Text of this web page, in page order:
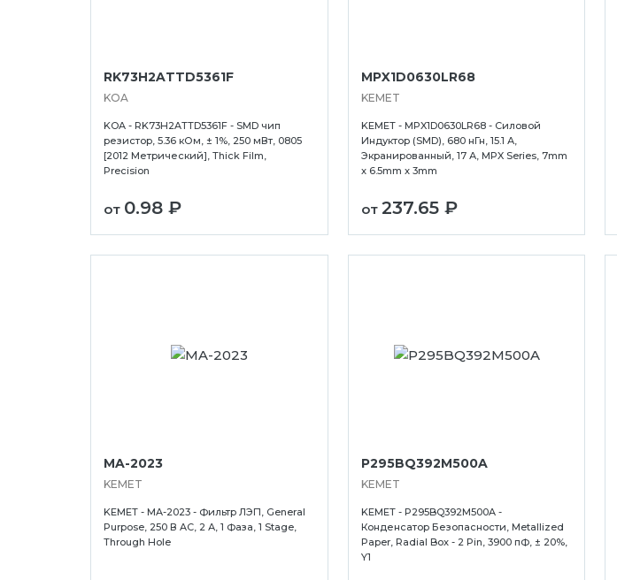
RK73H2ATTD5361F
KOA
KOA - RK73H2ATTD5361F - SMD чип
резистор, 5.36 кОм, ± 1%, 250 мВт, 0805
[2012 Метрический], Thick Film,
Precision
от 0.98 ₽
MPX1D0630LR68
KEMET
KEMET - MPX1D0630LR68 - Силовой
Индуктор (SMD), 680 нГн, 15.1 А,
Экранированный, 17 А, MPX Series, 7mm
x 6.5mm x 3mm
от 237.65 ₽
MA-2023
KEMET
KEMET - MA-2023 - Фильтр ЛЭП, General
Purpose, 250 В AC, 2 А, 1 Фаза, 1 Stage,
Through Hole
P295BQ392M500A
KEMET
KEMET - P295BQ392M500A -
Конденсатор Безопасности, Metallized
Paper, Radial Box - 2 Pin, 3900 пФ, ± 20%,
Y1